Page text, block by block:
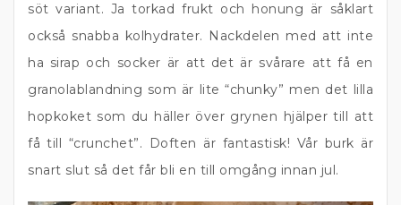
söt variant. Ja torkad frukt och honung är såklart
också snabba kolhydrater. Nackdelen med att inte
ha sirap och socker är att det är svårare att få en
granolablandning som är lite “chunky” men det lilla
hopkoket som du häller över grynen hjälper till att
få till “crunchet”. Doften är fantastisk! Vår burk är
snart slut så det får bli en till omgång innan jul.